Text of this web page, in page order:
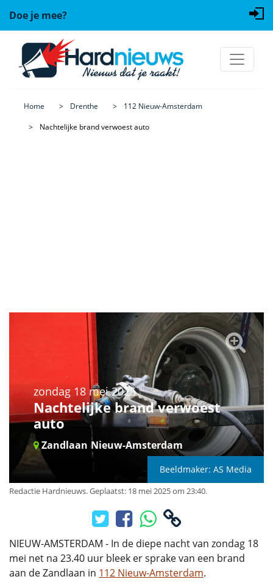
Doe je mee?
Home Drenthe
112 Nieuw-Amsterdam
Nachtelijke brand verwoest auto
zondag 18 mei 2025
Nachtelijke brand verwoest
auto
Zandlaan Nieuw-Amsterdam
Beeldmaker: AS Media
Redactie Hardnieuws.Geplaatst: 18 mei 2025 om 23:40.
NIEUW-AMSTERDAM - In de diepe nacht van zondag 18
mei net na 23.40 uur bleek er sprake van een brand
aan de Zandlaan in 112 Nieuw-Amsterdam.